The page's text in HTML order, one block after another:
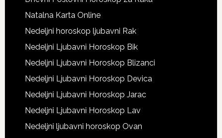
Natalna Karta Online
Nedeljni horoskop ljubavni Rak
Nedeljni Ljubavni Horoskop Bik
Nedeljni Ljubavni Horoskop Blizanci
Nedeljni Ljubavni Horoskop Devica
Nedeljni Ljubavni Horoskop Jarac
Nedeljni Ljubavni Horoskop Lav
Nedeljni ljubavni horoskop Ovan